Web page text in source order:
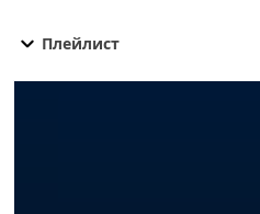
О самом главном от 30.10.2025
от 30.10.2025 эфир, О самом
Плейлист